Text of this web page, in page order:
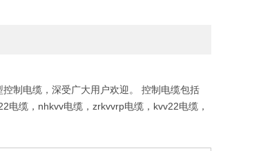
制电缆，深受广大用户欢迎。 控制电缆包括
电缆，nhkvv电缆，zrkvvrp电缆，kvv22电缆，